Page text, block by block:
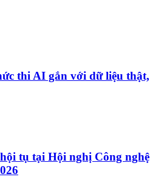
thi AI gắn với dữ liệu thật,
tụ tại Hội nghị Công nghệ